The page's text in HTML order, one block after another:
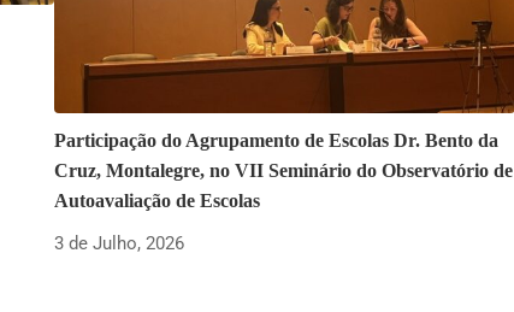
Participação do Agrupamento de Escolas Dr. Bento da
Cruz, Montalegre, no VII Seminário do Observatório de
Autoavaliação de Escolas
3 de Julho, 2026